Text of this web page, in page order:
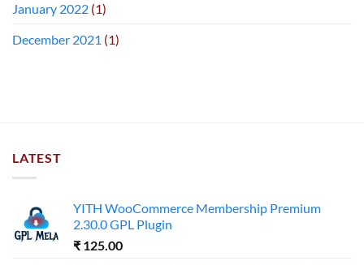
January 2022 (1)
December 2021 (1)
LATEST
YITH WooCommerce Membership Premium
2.30.0 GPL Plugin
₹ 125.00